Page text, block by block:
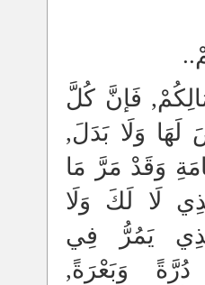
فَإنَّ كُلَّ
لَهَا وَلَا بَدَلَ,
وَقَدْ مَرَّ مَا
لَا لَكَ وَلَا
يَمُرُّ فِي
وَبَعْرَةً,